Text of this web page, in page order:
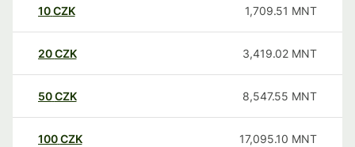
10CZK 1,709.51 MNT
20CZK 3,419.02 MNT
50CZK 8,547.55 MNT
100CZK 17,095.10 MNT